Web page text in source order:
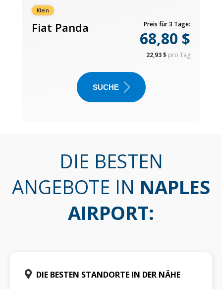
Klein
Fiat Panda Preis für 3 Tage:
68,80 $
22,93 $ pro Tag
SUCHE
DIE BESTEN
ANGEBOTE IN NAPLES
AIRPORT:
DIE BESTEN STANDORTE IN DER NÄHE